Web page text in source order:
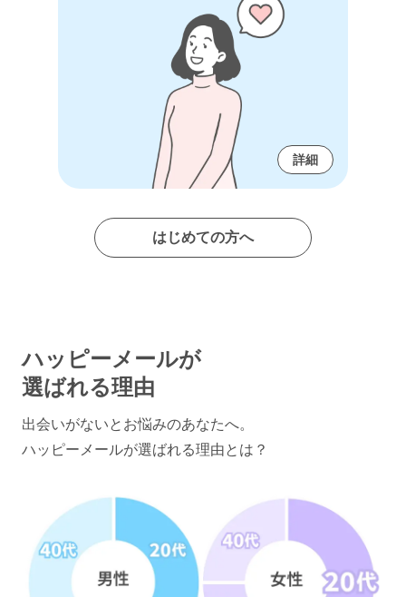
詳細
はじめての方へ
ハッピーメールが
選ばれる理由
出会いがないとお悩みのあなたへ。
ハッピーメールが選ばれる理由とは？